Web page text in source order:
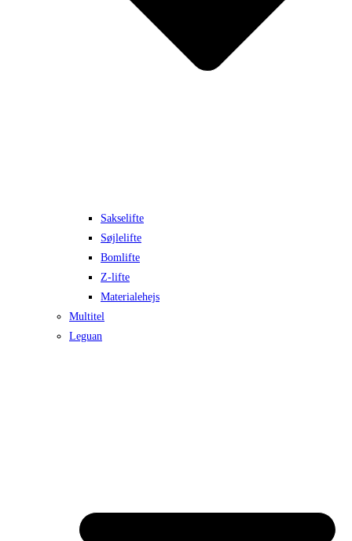
Sakselifte
Søjlelifte
Bomlifte
Z-lifte
Materialehejs
Multitel
Leguan